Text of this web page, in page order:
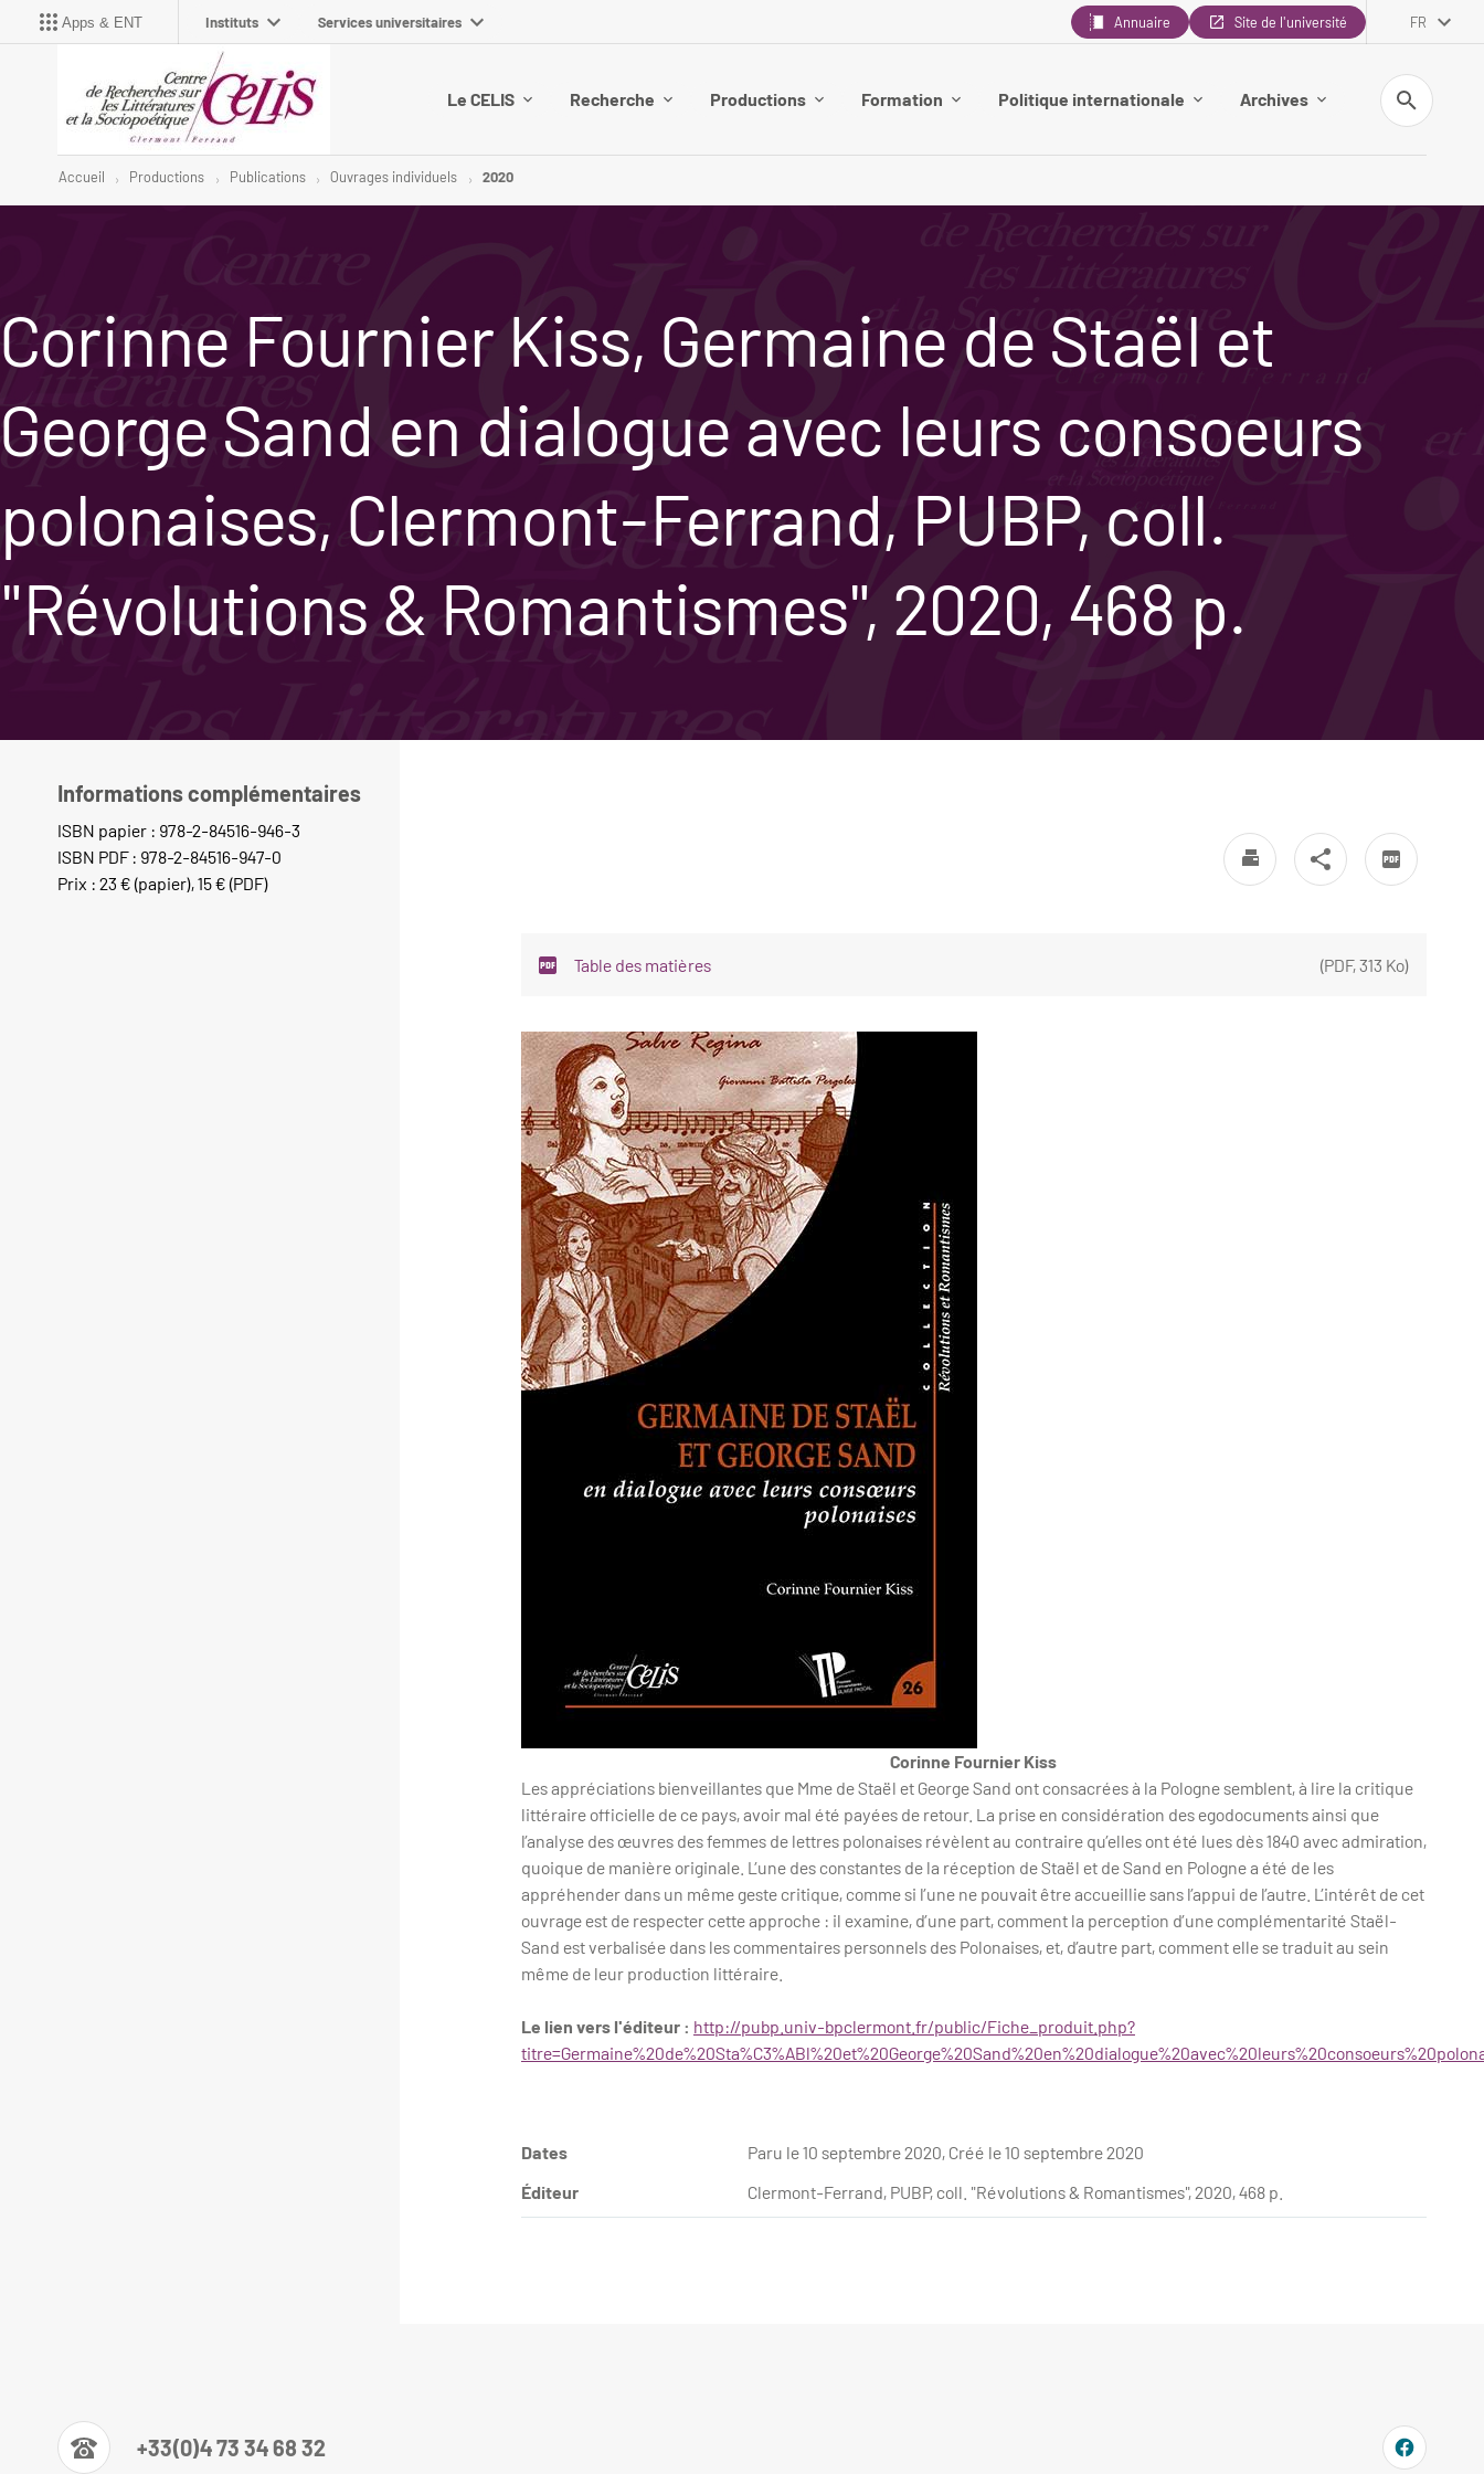
Apps & ENT Instituts Services universitaires Annuaire Site de l'université FR
Le CELIS Recherche Productions Formation Politique internationale Archives
Recherche
Accueil Productions Publications Ouvrages individuels 2020
Corinne Fournier Kiss, Germaine de Staël et
George Sand en dialogue avec leurs consoeurs
polonaises, Clermont-Ferrand, PUBP, coll.
"Révolutions & Romantismes", 2020, 468 p.
Table des matières (PDF,313 Ko)
Corinne Fournier Kiss
Les appréciations bienveillantes que Mme de Staël et George Sand ont consacrées à la Pologne semblent, à lire la critique
littéraire officielle de ce pays, avoir mal été payées de retour. La prise en considération des egodocuments ainsi que
l’analyse des œuvres des femmes de lettres polonaises révèlent au contraire qu’elles ont été lues dès 1840 avec admiration,
quoique de manière originale. L’une des constantes de la réception de Staël et de Sand en Pologne a été de les
appréhender dans un même geste critique, comme si l’une ne pouvait être accueillie sans l’appui de l’autre. L’intérêt de cet
ouvrage est de respecter cette approche : il examine, d’une part, comment la perception d’une complémentarité Staël-
Sand est verbalisée dans les commentaires personnels des Polonaises, et, d’autre part, comment elle se traduit au sein
même de leur production littéraire.
Le lien vers l'éditeur : http://pubp.univ-bpclermont.fr/public/Fiche_produit.php?
Dates
Paru le 10 septembre 2020, Créé le 10 septembre 2020
Éditeur
Clermont-Ferrand, PUBP, coll. "Révolutions & Romantismes", 2020, 468 p.
Informations complémentaires
ISBN papier : 978-2-84516-946-3
ISBN PDF : 978-2-84516-947-0
Prix : 23 € (papier), 15 € (PDF)
+33(0)4 73 34 68 32